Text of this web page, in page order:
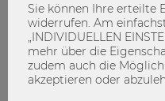
Sie können Ihre erteilte
widerrufen. Am
„INDIVIDUELLEN
mehr über die
zudem auch die
akzeptieren oder